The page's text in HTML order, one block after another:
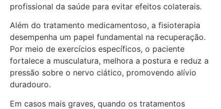
profissional da saúde para evitar efeitos colaterais.
Além do tratamento medicamentoso, a fisioterapia
desempenha um papel fundamental na recuperação.
Por meio de exercícios específicos, o paciente
fortalece a musculatura, melhora a postura e reduz a
pressão sobre o nervo ciático, promovendo alívio
duradouro.
Em casos mais graves, quando os tratamentos